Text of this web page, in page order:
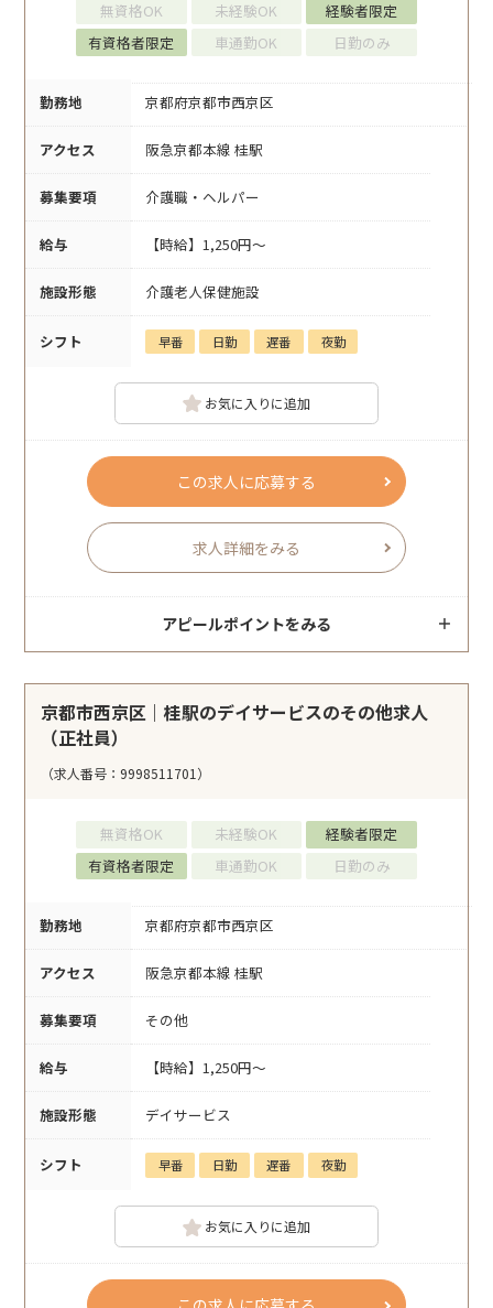
無資格OK 未経験OK
経験者限定
有資格者限定
車通勤OK 日勤のみ
勤務地 京都府京都市西京区
アクセス 阪急京都本線 桂駅
募集要項 介護職・ヘルパー
給与 【時給】1,250円～
施設形態 介護老人保健施設
シフト 早番 日勤 遅番 夜勤
お気に入りに追加
この求人に応募する
求人詳細をみる
アピールポイントをみる
京都市西京区｜桂駅のデイサービスのその他求人
（正社員）
（求人番号：9998511701）
無資格OK 未経験OK
経験者限定
有資格者限定
車通勤OK 日勤のみ
勤務地 京都府京都市西京区
アクセス 阪急京都本線 桂駅
募集要項 その他
給与 【時給】1,250円～
施設形態 デイサービス
シフト 早番 日勤 遅番 夜勤
お気に入りに追加